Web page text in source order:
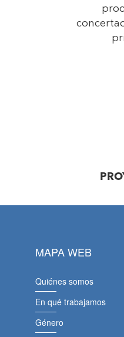
MAPA WEB
Quiénes somos
En qué trabajamos
Género